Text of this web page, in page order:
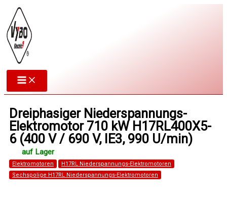
Zum
Inhalt
springen
Dreiphasiger Niederspannungs-
Elektromotor 710 kW H17RL400X5-
6 (400 V / 690 V, IE3, 990 U/min)
Elektromotoren
H17RL Niederspannungs-Elektromotoren
Sechspolige H17RL Niederspannungs-Elektromotoren